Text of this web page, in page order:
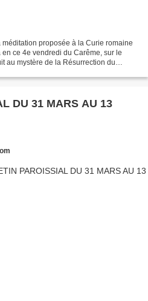
proposée à la Curie romaine
ce 4e vendredi du Carême, sur le
au mystère de la Résurrection du
DU 31 MARS AU 13